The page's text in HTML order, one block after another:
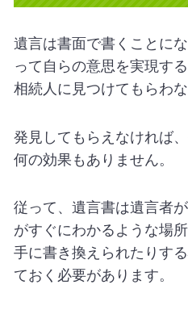
遺言は書面で書くことに
って自らの意思を実現す
相続人に見つけてもらわ
発見してもらえなければ
何の効果もありません。
従って、遺言書は遺言者
がすぐにわかるような場
手に書き換えられたりす
ておく必要があります。